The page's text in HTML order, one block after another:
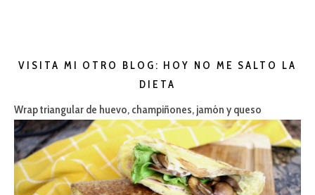
VISITA MI OTRO BLOG: HOY NO ME SALTO LA
DIETA
Wrap triangular de huevo, champiñones, jamón y queso